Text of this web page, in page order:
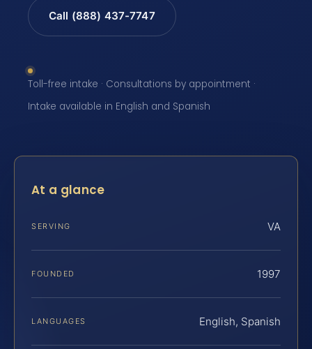
Call (888) 437-7747
Toll-free intake · Consultations by appointment ·
Intake available in English and Spanish
At a glance
SERVING VA
FOUNDED 1997
LANGUAGES English, Spanish